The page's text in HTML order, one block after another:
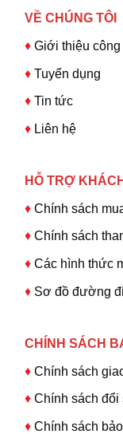
VỀ CHÚNG TÔI
♦ Giới thiệu công
♦Tuyển dụng
♦ Tin tức
♦ Liên hệ
HỖ TRỢ
♦Chính sách
♦ Chính sách
♦ Các hình thức
♦ Sơ đồ đường đi
CHÍNH SÁCH
♦ Chính sách
♦ Chính sách đổi
♦ Chính sách